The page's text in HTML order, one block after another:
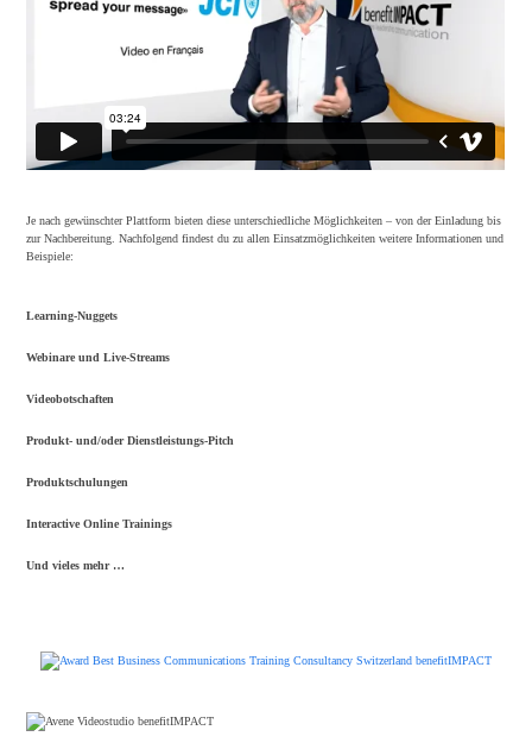
Je nach gewünschter Plattform bieten diese unterschiedliche Möglichkeiten – von der Einladung bis
zur Nachbereitung. Nachfolgend findest du zu allen Einsatzmöglichkeiten weitere Informationen und
Beispiele:
Learning-Nuggets
Webinare und Live-Streams
Videobotschaften
Produkt- und/oder Dienstleistungs-Pitch
Produktschulungen
Interactive Online Trainings
Und vieles mehr …